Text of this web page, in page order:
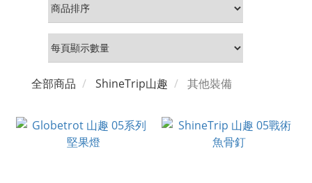
全部商品 ShineTrip山趣 其他裝備